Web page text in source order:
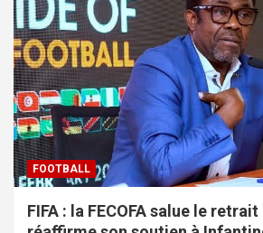
FOOTBALL
FIFA : la FECOFA salue le retrait